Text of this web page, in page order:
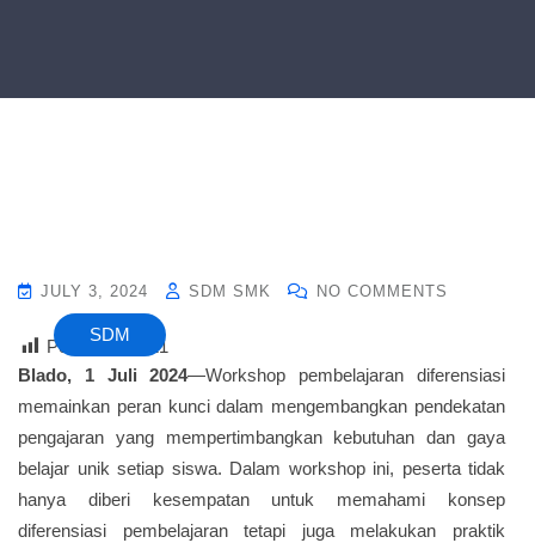
SDM
JULY 3, 2024 SDM SMK NO COMMENTS
Post Views :
21
Blado, 1 Juli 2024—Workshop pembelajaran diferensiasi
memainkan peran kunci dalam mengembangkan pendekatan
pengajaran yang mempertimbangkan kebutuhan dan gaya
belajar unik setiap siswa. Dalam workshop ini, peserta tidak
hanya diberi kesempatan untuk memahami konsep
diferensiasi pembelajaran tetapi juga melakukan praktik